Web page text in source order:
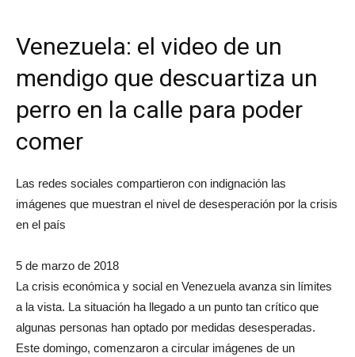
Venezuela: el video de un
mendigo que descuartiza un
perro en la calle para poder
comer
Las redes sociales compartieron con indignación las
imágenes que muestran el nivel de desesperación por la crisis
en el país
5 de marzo de 2018
La crisis económica y social en Venezuela avanza sin límites
a la vista. La situación ha llegado a un punto tan crítico que
algunas personas han optado por medidas desesperadas.
Este domingo, comenzaron a circular imágenes de un